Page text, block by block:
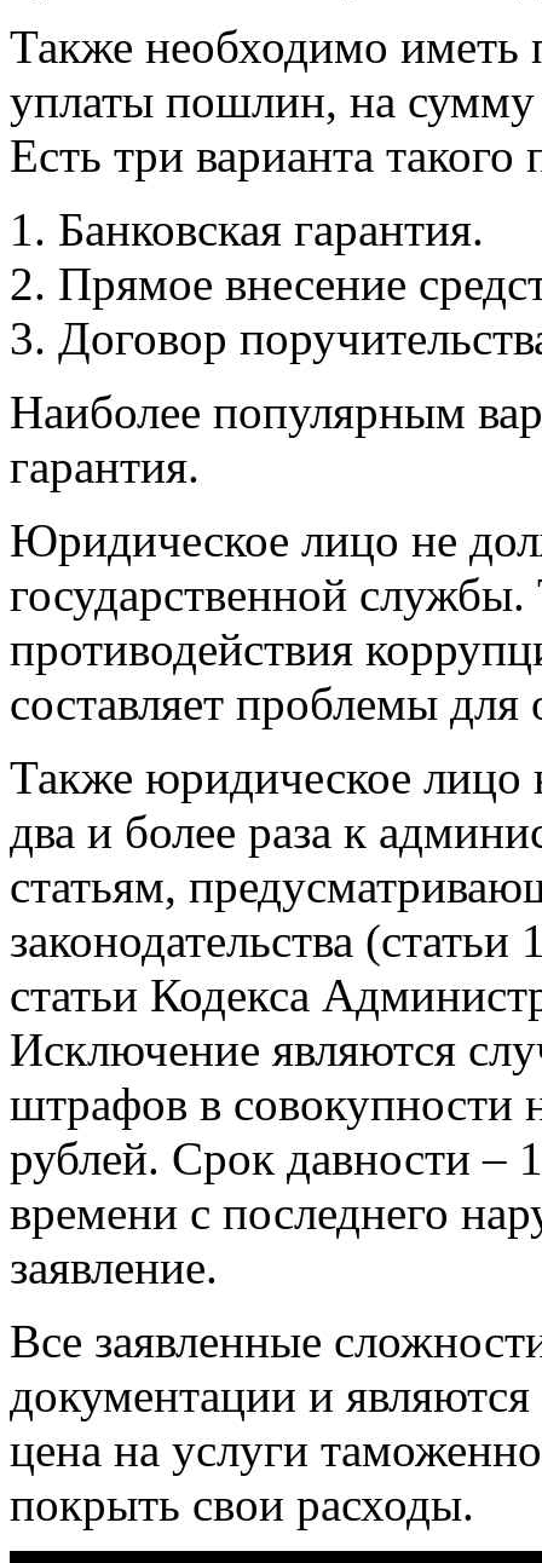
Также необходимо иметь
уплаты пошлин, на
Есть три варианта такого
Банковская гарантия.
Прямое внесение
Договор
Наиболее популярным
гарантия.
Юридическое лицо не
государственной службы.
противодействия
составляет проблемы
Также юридическое лицо
два и более раза к
статьям,
законодательства
статьи Кодекса
Исключение являются
штрафов в совокупности
рублей. Срок давности –
времени с последнего
заявление.
Все заявленные
документации и
цена на услуги
покрыть свои расходы.